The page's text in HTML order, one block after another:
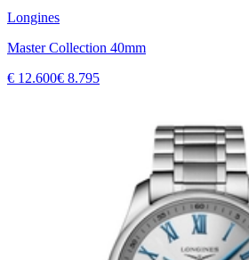
Longines
Master Collection 40mm
€ 12.600€ 8.795